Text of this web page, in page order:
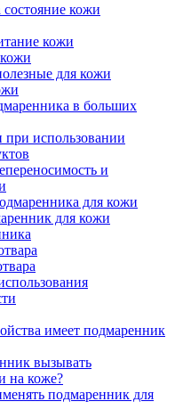
кожи
кожи
для кожи
в больших
использовании
и
для кожи
для кожи
имеет подмаренник
вызывать
на коже?
подмаренник для